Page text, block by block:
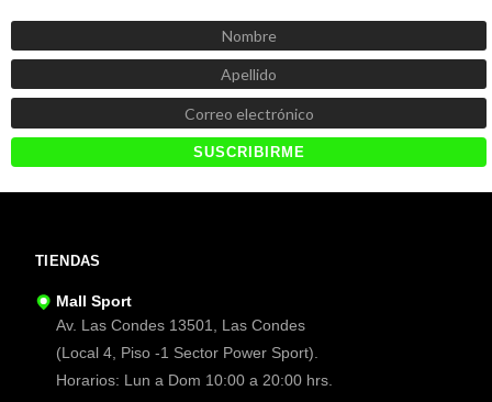
TIENDAS
Mall Sport
Av. Las Condes 13501, Las Condes
(Local 4, Piso -1 Sector Power Sport).
Horarios: Lun a Dom 10:00 a 20:00 hrs.